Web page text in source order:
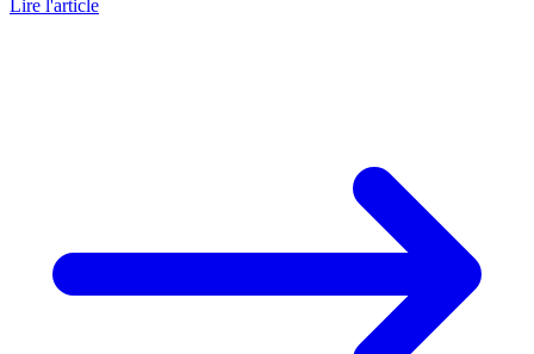
Lire l'article